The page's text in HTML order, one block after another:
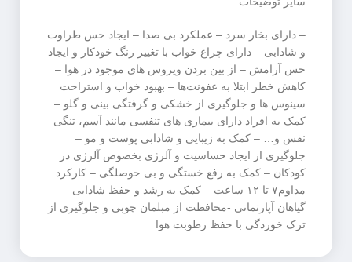
– دارای بخار سرد – عملکرد بی صدا – ایجاد حس طراوت
و شادابی – دارای چراغ خواب با تغییر رنگ خودکار و ایجاد
حس آرامش – از بین بردن ویروس های موجود در هوا –
کاهش خطر ابتلا به عفونت‌ها – بهبود خواب و استراحت
سینوس ها و جلوگیری از خشکی و گرفتگی بینی و گلو –
کمک به افراد دارای بیماری های تنفسی مانند آسم، تنگی
نفس و… – کمک به زیبایی و شادابی پوست و مو –
جلوگیری از ایجاد حساسیت و آلرژی بخصوص آلرژی در
کودکان – کمک به رفع خستگی و بی حوصلگی – کارکرد
مداوم۷ تا ۱۲ ساعت – کمک به رشد و حفظ شادابی
گیاهان آپارتمانی -محافظت از مبلمان چوبی و جلوگیری از
ترک خوردگی با حفظ رطوبت هوا